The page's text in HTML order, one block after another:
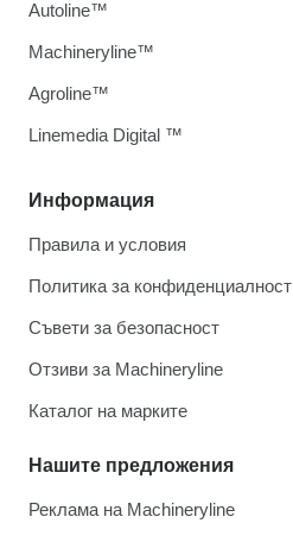
Информация
Правила и условия
Политика за конфиденциалност
Съвети за безопасност
Отзиви за Machineryline
Каталог на марките
Нашите предложения
Реклама на Machineryline
Autoline™
Machineryline™
Agroline™
Linemedia Digital ™